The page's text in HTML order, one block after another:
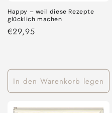
Happy – weil diese Rezepte
glücklich machen
Normaler
€29,95
In den Warenkorb legen